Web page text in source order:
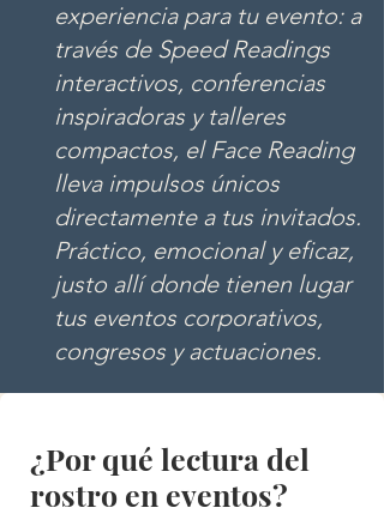
experiencia para tu evento: a
través de Speed Readings
interactivos, conferencias
inspiradoras y talleres
compactos, el Face Reading
lleva impulsos únicos
directamente a tus invitados.
Práctico, emocional y eficaz,
justo allí donde tienen lugar
tus eventos corporativos,
congresos y actuaciones.
¿Por qué lectura del
rostro en eventos?